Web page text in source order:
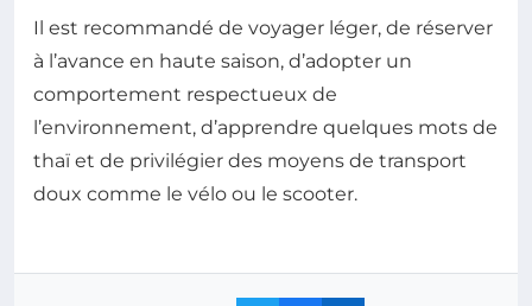
Il est recommandé de voyager léger, de réserver
à l’avance en haute saison, d’adopter un
comportement respectueux de
l’environnement, d’apprendre quelques mots de
thaï et de privilégier des moyens de transport
doux comme le vélo ou le scooter.